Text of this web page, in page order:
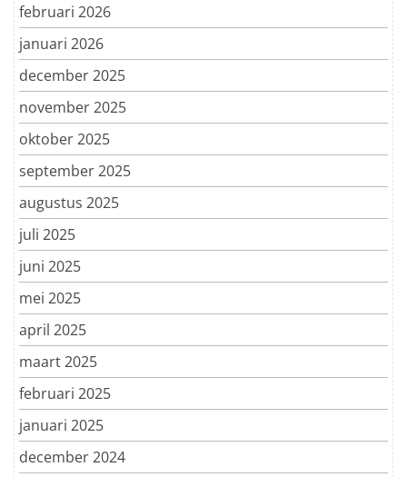
februari 2026
januari 2026
december 2025
november 2025
oktober 2025
september 2025
augustus 2025
juli 2025
juni 2025
mei 2025
april 2025
maart 2025
februari 2025
januari 2025
december 2024